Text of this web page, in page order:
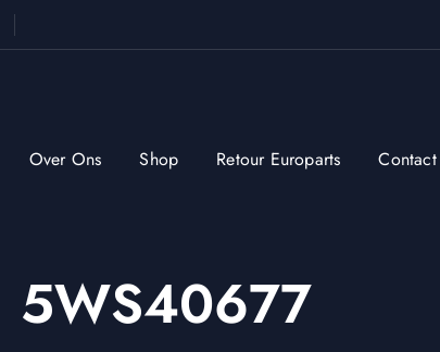
Over Ons Shop Retour Europarts Contact
5WS40677